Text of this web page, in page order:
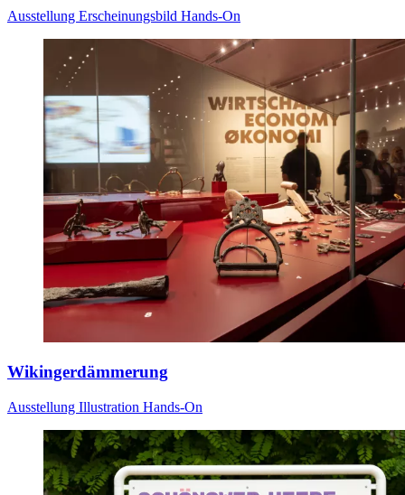
Ausstellung Erscheinungsbild Hands-On
Wikingerdämmerung
Ausstellung Illustration Hands-On